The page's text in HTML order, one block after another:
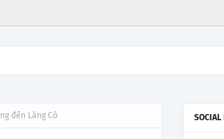
từ 1/4
đến Lăng Cô SOCIAL